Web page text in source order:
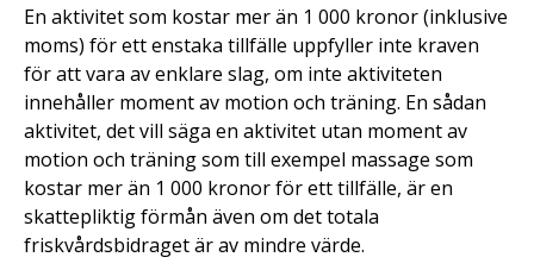
En aktivitet som kostar mer än 1 000 kronor (inklusive
moms) för ett enstaka tillfälle uppfyller inte kraven
för att vara av enklare slag, om inte aktiviteten
innehåller moment av motion och träning. En sådan
aktivitet, det vill säga en aktivitet utan moment av
motion och träning som till exempel massage som
kostar mer än 1 000 kronor för ett tillfälle, är en
skattepliktig förmån även om det totala
friskvårdsbidraget är av mindre värde.